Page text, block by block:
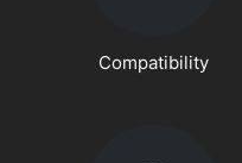
Compatibility